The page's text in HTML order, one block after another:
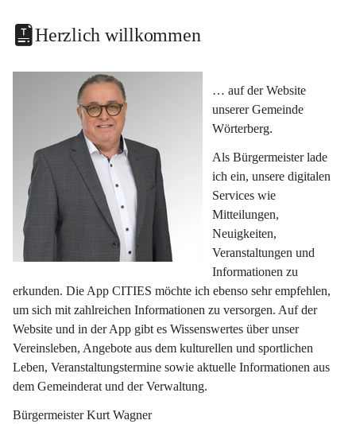
Herzlich willkommen
… auf der Website
unserer Gemeinde
Wörterberg.
Als Bürgermeister lade
ich ein, unsere digitalen
Services wie
Mitteilungen,
Neuigkeiten,
Veranstaltungen und
Informationen zu
erkunden. Die App CITIES möchte ich ebenso sehr empfehlen,
um sich mit zahlreichen Informationen zu versorgen. Auf der
Website und in der App gibt es Wissenswertes über unser
Vereinsleben, Angebote aus dem kulturellen und sportlichen
Leben, Veranstaltungstermine sowie aktuelle Informationen aus
dem Gemeinderat und der Verwaltung.
Bürgermeister Kurt Wagner